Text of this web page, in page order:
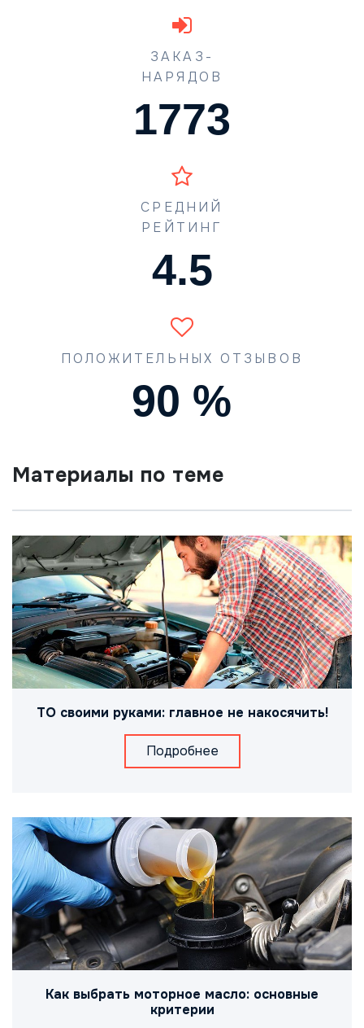
ЗАКАЗ-
НАРЯДОВ
1773
СРЕДНИЙ
РЕЙТИНГ
4.5
ПОЛОЖИТЕЛЬНЫХ ОТЗЫВОВ
90 %
Материалы по теме
ТО своими руками: главное не накосячить!
Подробнее
Как выбрать моторное масло: основные
критерии